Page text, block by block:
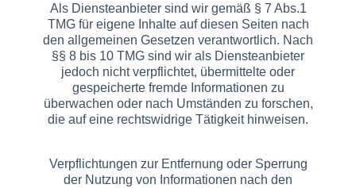
Als Diensteanbieter sind wir gemäß § 7 Abs.1
TMG für eigene Inhalte auf diesen Seiten nach
den allgemeinen Gesetzen verantwortlich. Nach
§§ 8 bis 10 TMG sind wir als Diensteanbieter
jedoch nicht verpflichtet, übermittelte oder
gespeicherte fremde Informationen zu
überwachen oder nach Umständen zu forschen,
die auf eine rechtswidrige Tätigkeit hinweisen.
Verpflichtungen zur Entfernung oder Sperrung
der Nutzung von Informationen nach den